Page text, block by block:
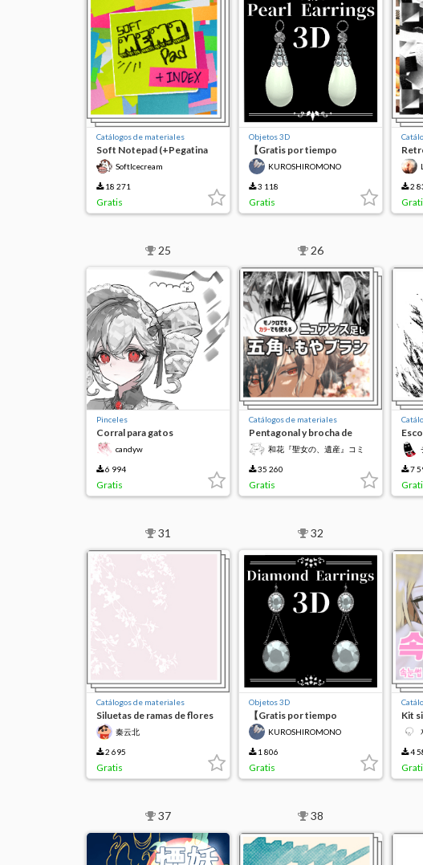
Catálogos de materiales
Soft Notepad (+Pegatina
de índice)SoftIcecream
18 271
Gratis
Objetos 3D
【Gratis por tiempo
limitado】Pendientes de
perlaKUROSHIROMONO
3 118
Gratis
2
25
Pinceles
Corral para gatos
candyw
6 994
Gratis
26
Catálogos de materiales
Pentagonal y brocha de
neblina和花『聖女の、遺産』コミ
35 260
Gratis
7
31
Catálogos de materiales
Siluetas de ramas de flores
de begonia (tres capas de
imagen)
秦云北
2 695
Gratis
32
Objetos 3D
【Gratis por tiempo
limitado】Pendientes de
diamantes
KUROSHIROMONO
1 806
Gratis
Kit
4
37 38